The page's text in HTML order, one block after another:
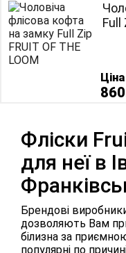
Full
Фліски
для неї в
Брендові
дозволяють Вам
білизна за
популярні по